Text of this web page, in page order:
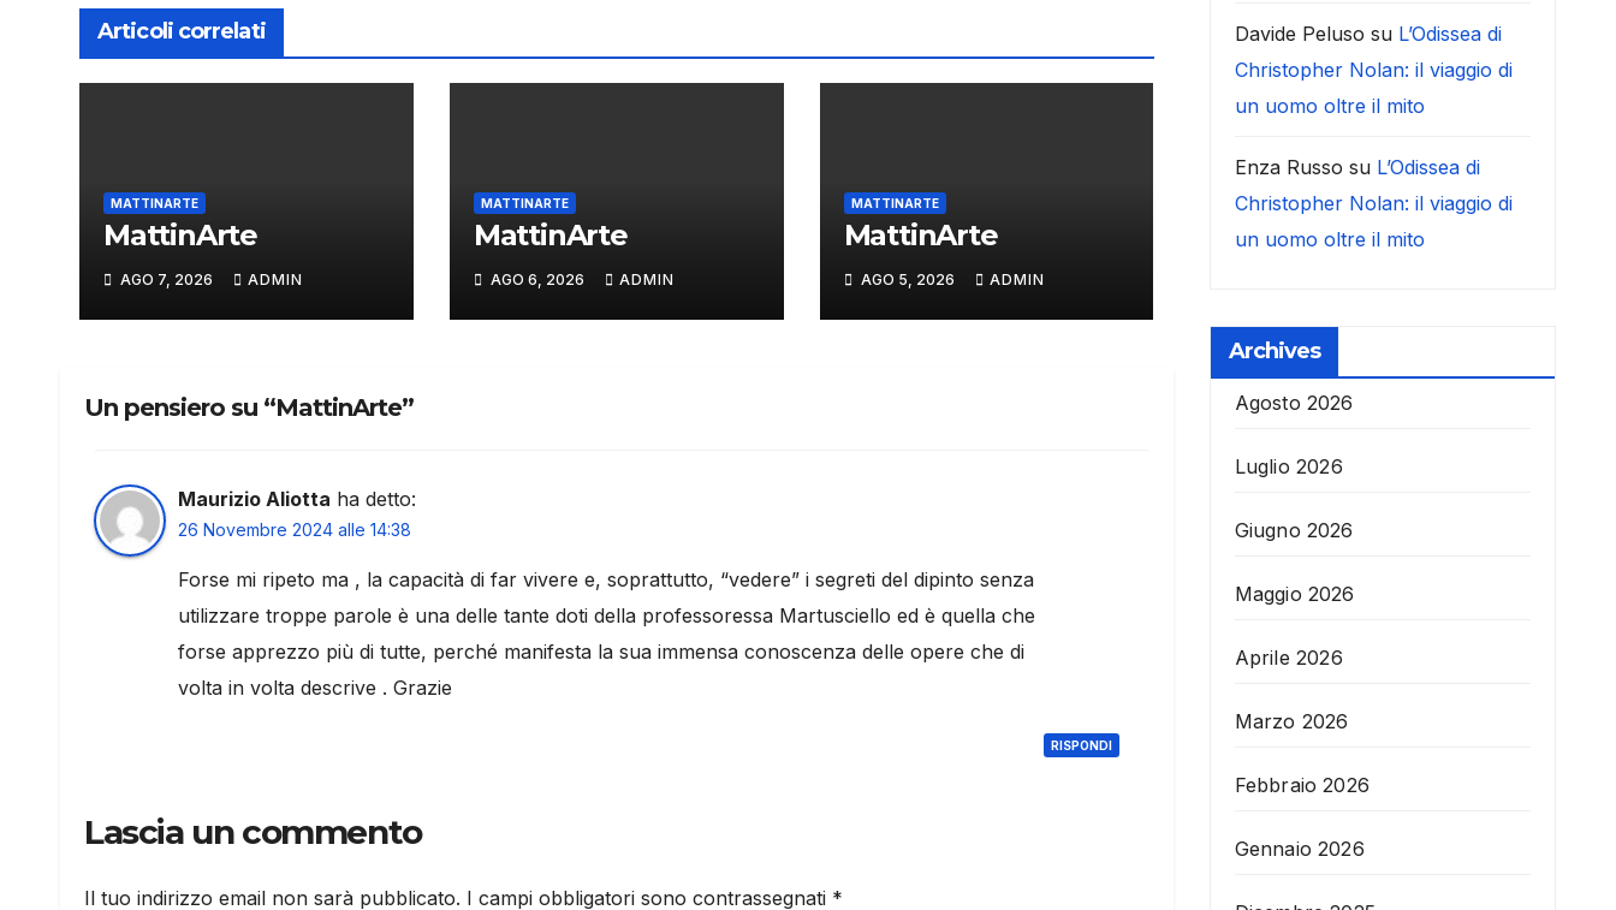
Articoli correlati
MATTINARTE
MattinArte
AGO 7, 2026 ADMIN
MATTINARTE
MattinArte
AGO 6, 2026 ADMIN
MATTINARTE
MattinArte
AGO 5, 2026 ADMIN
Un pensiero su “MattinArte”
Maurizio Aliotta ha detto:
26 Novembre 2024 alle 14:38
Forse mi ripeto ma , la capacità di far vivere e, soprattutto, “vedere” i segreti del dipinto senza
utilizzare troppe parole è una delle tante doti della professoressa Martusciello ed è quella che
forse apprezzo più di tutte, perché manifesta la sua immensa conoscenza delle opere che di
volta in volta descrive . Grazie
RISPONDI
Lascia un commento
Il tuo indirizzo email non sarà pubblicato. I campi obbligatori sono contrassegnati *
Davide Peluso su L’Odissea di
Christopher Nolan: il viaggio di
un uomo oltre il mito
Enza Russo su L’Odissea di
Christopher Nolan: il viaggio di
un uomo oltre il mito
Archives
Agosto 2026
Luglio 2026
Giugno 2026
Maggio 2026
Aprile 2026
Marzo 2026
Febbraio 2026
Gennaio 2026